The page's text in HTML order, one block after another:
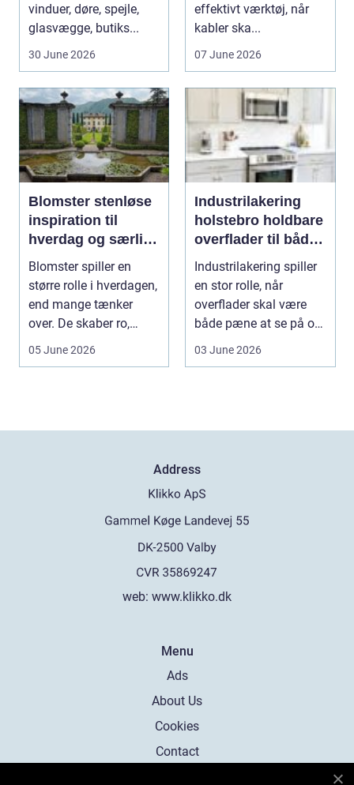
vinduer, døre, spejle,
glasvægge, butiks...
30 June 2026
effektivt værktøj, når
kabler ska...
07 June 2026
Blomster stenløse
inspiration til
hverdag og særlige
øjeblikke
Blomster spiller en
større rolle i hverdagen,
end mange tænker
over. De skaber ro,
05 June 2026
Industrilakering
holstebro holdbare
overflader til både
erhverv og private
Industrilakering spiller
en stor rolle, når
overflader skal være
både pæne at se på og
03 June 2026
Address
web: www.klikko.dk
Menu
Ads
About Us
Cookies
Contact